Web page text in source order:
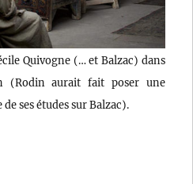
Quivogne (… et Balzac) dans
(Rodin aurait fait poser une
ses études sur Balzac).